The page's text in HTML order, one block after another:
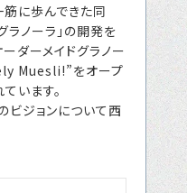
ビス
企業様へ
に歩んできた同
ラノーラ」の開発を
ダーメイドグラノー
Muesli!”をオープ
います。
ビジョンについて西